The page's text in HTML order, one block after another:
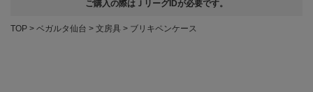
ご購入の際はＪリーグIDが必要です。
TOP ベガルタ仙台 文房具 ブリキペンケース